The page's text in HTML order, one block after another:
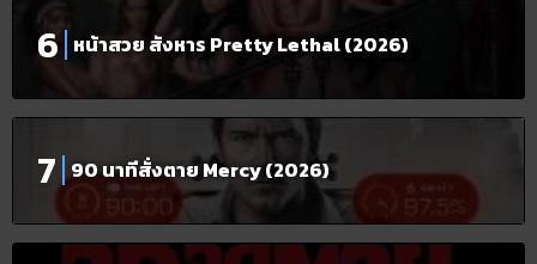
หน้าสวย สังหาร Pretty Lethal (2026)
90 นาทีสั่งตาย Mercy (2026)